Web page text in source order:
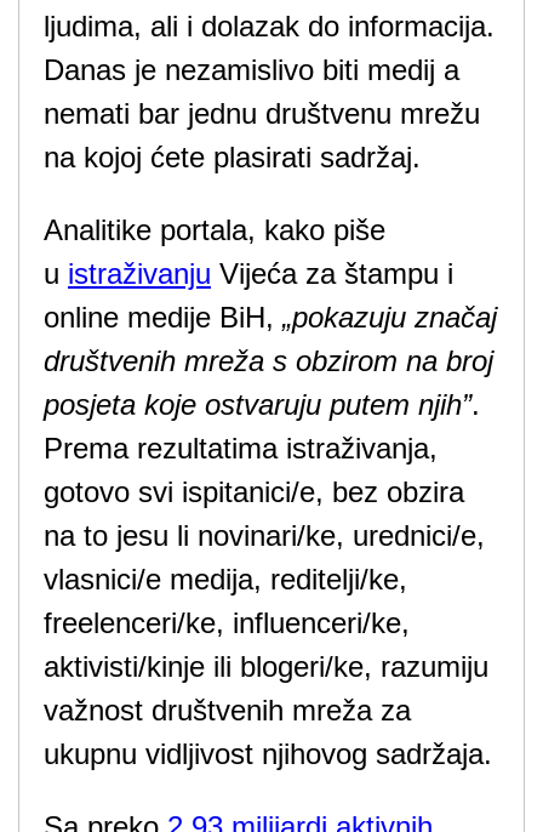
ljudima, ali i dolazak do informacija.
Danas je nezamislivo biti medij a
nemati bar jednu društvenu mrežu
na kojoj ćete plasirati sadržaj.
Analitike portala, kako piše
u istraživanju Vijeća za štampu i
online medije BiH, „pokazuju značaj
društvenih mreža s obzirom na broj
posjeta koje ostvaruju putem njih”.
Prema rezultatima istraživanja,
gotovo svi ispitanici/e, bez obzira
na to jesu li novinari/ke, urednici/e,
vlasnici/e medija, reditelji/ke,
freelenceri/ke, influenceri/ke,
aktivisti/kinje ili blogeri/ke, razumiju
važnost društvenih mreža za
ukupnu vidljivost njihovog sadržaja.